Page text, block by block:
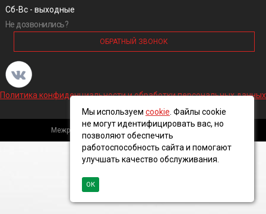
Сб-Вс - выходные
Не дозвонились?
ОБРАТНЫЙ ЗВОНОК
Политика конфиденциальности и обработки персональных данных
Межрегиональная кабельная компания, 2016 ©
Мы используем cookie . Файлы cookie
не могут идентифицировать вас, но
позволяют обеспечить
работоспособность сайта и помогают
улучшать качество обслуживания.
ОК